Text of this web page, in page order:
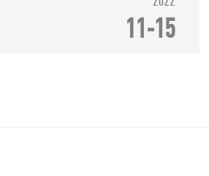
11-15